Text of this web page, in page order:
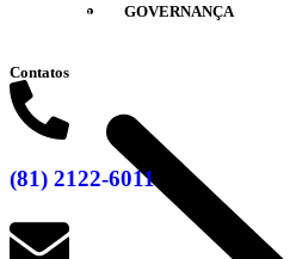
GOVERNANÇA
Clique aqui
Contatos
(81) 2122-6011